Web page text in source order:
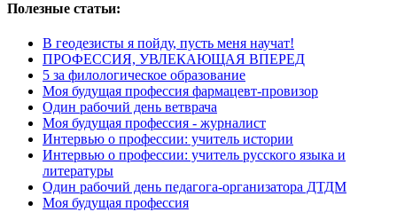
Полезные статьи:
В геодезисты я пойду, пусть меня научат!
ПРОФЕССИЯ, УВЛЕКАЮЩАЯ ВПЕРЕД
5 за филологическое образование
Моя будущая профессия фармацевт-провизор
Один рабочий день ветврача
Моя будущая профессия - журналист
Интервью о профессии: учитель истории
Интервью о профессии: учитель русского языка и
литературы
Один рабочий день педагога-организатора ДТДМ
Моя будущая профессия